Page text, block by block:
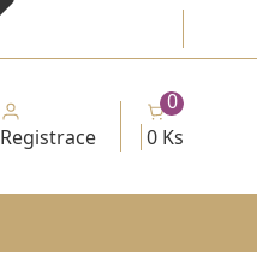
Registrace 0 Ks
0